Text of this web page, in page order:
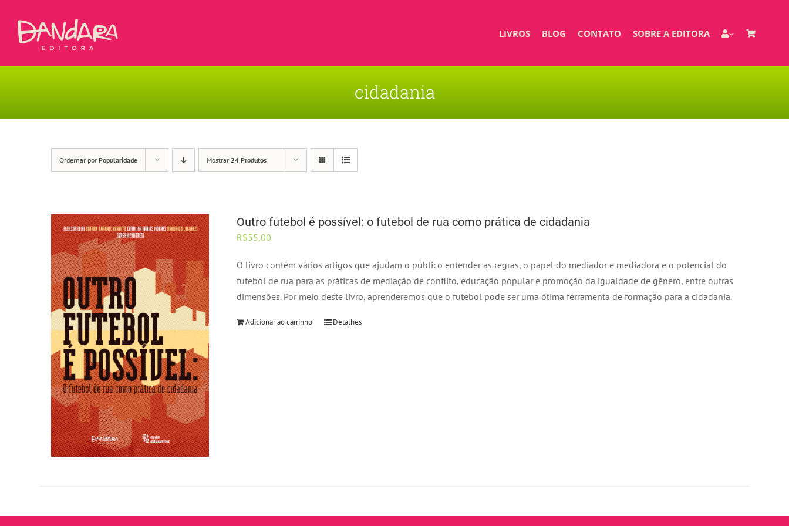
LIVROS BLOG CONTATO SOBRE A EDITORA
cidadania
Ordernar por Popularidade Mostrar 24 Produtos
Outro futebol é possível: o futebol de rua como prática de cidadania
R$55,00
O livro contém vários artigos que ajudam o público entender as regras, o papel do mediador e mediadora e o potencial do
futebol de rua para as práticas de mediação de conflito, educação popular e promoção da igualdade de gênero, entre outras
dimensões. Por meio deste livro, aprenderemos que o futebol pode ser uma ótima ferramenta de formação para a cidadania.
Adicionar ao carrinho Detalhes